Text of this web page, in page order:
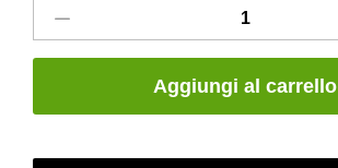
Copper
Aggiungi al carrello